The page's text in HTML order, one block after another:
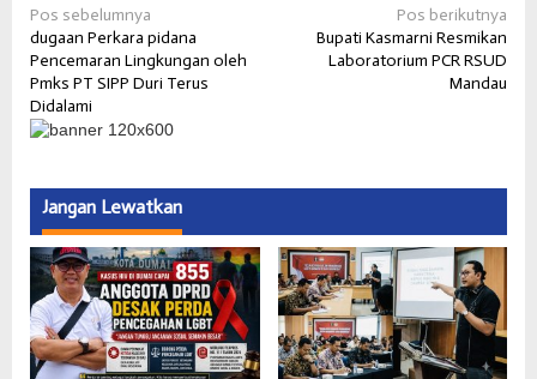
Navigasi
pos
Pos sebelumnya
dugaan Perkara pidana
Pencemaran Lingkungan oleh
Pmks PT SIPP Duri Terus
Didalami
Pos berikutnya
Bupati Kasmarni Resmikan
Laboratorium PCR RSUD
Mandau
Jangan Lewatkan